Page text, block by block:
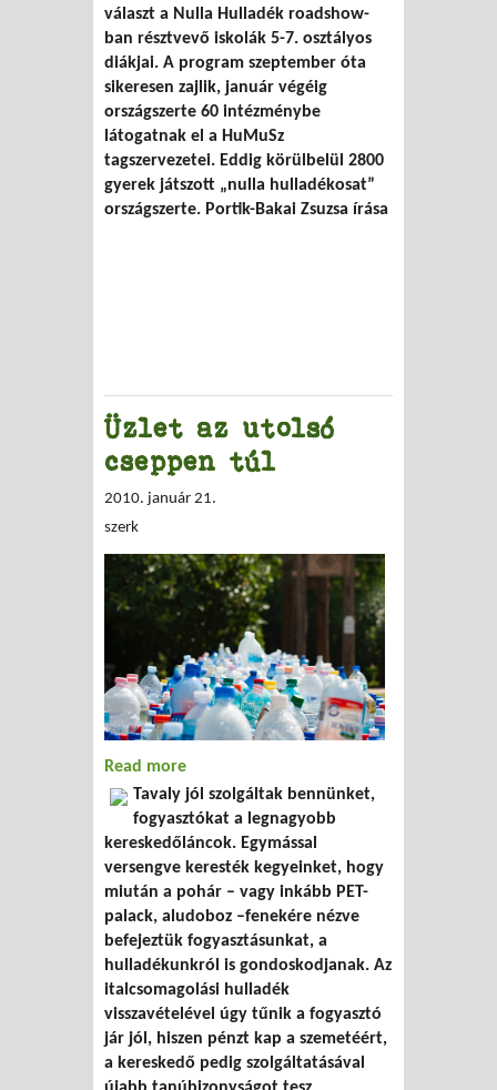
választ a Nulla Hulladék roadshow-
ban résztvevő iskolák 5-7. osztályos
diákjai. A program szeptember óta
sikeresen zajlik, január végéig
országszerte 60 intézménybe
látogatnak el a HuMuSz
tagszervezetei. Eddig körülbelül 2800
gyerek játszott „nulla hulladékosat”
országszerte. Portik-Bakai Zsuzsa írása
Üzlet az utolsó
cseppen túl
2010. január 21.
szerk
Read more
Tavaly jól szolgáltak bennünket,
fogyasztókat a legnagyobb
kereskedőláncok. Egymással
versengve keresték kegyeinket, hogy
miután a pohár – vagy inkább PET-
palack, aludoboz –fenekére nézve
befejeztük fogyasztásunkat, a
hulladékunkról is gondoskodjanak. Az
italcsomagolási hulladék
visszavételével úgy tűnik a fogyasztó
jár jól, hiszen pénzt kap a szemetéért,
a kereskedő pedig szolgáltatásával